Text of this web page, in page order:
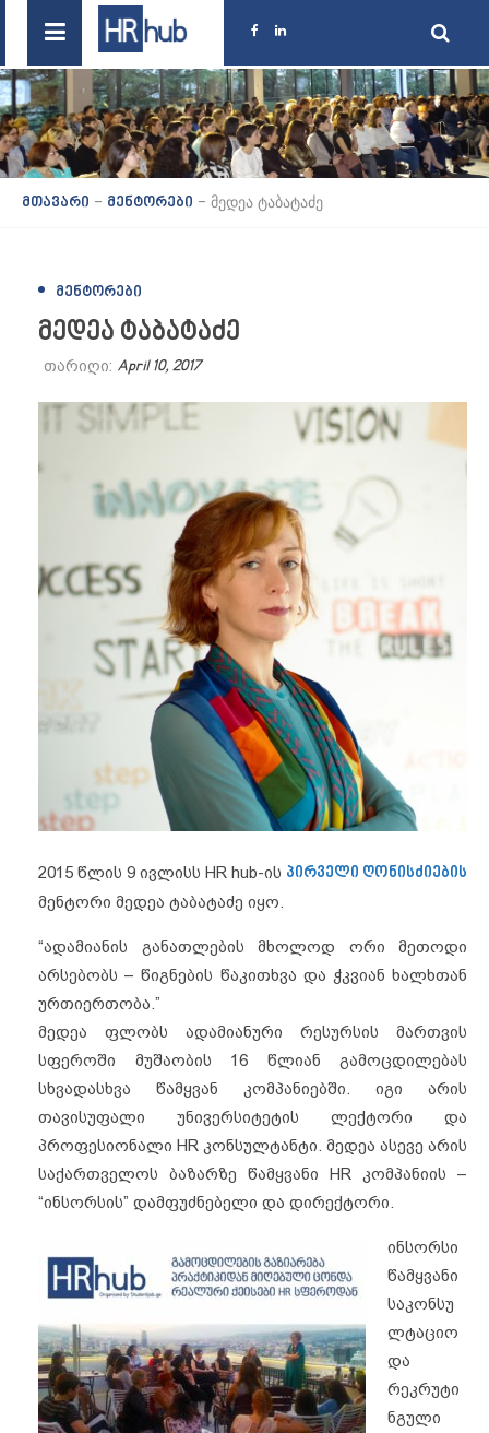
მთავარი - მენტორები - მედეა ტაბატაძე
ᲛᲔᲜᲢᲝᲠᲔᲑᲘ
მედეა ტაბატაძე
თარიღი: April 10, 2017
2015 წლის 9 ივლისს HR hub-ის პირველი ღონისძიების
მენტორი მედეა ტაბატაძე იყო.
“ადამიანის განათლების მხოლოდ ორი მეთოდი
არსებობს – წიგნების წაკითხვა და ჭკვიან ხალხთან
ურთიერთობა.”
მედეა ფლობს ადამიანური რესურსის მართვის
სფეროში მუშაობის 16 წლიან გამოცდილებას
სხვადასხვა წამყვან კომპანიებში. იგი არის
თავისუფალი უნივერსიტეტის ლექტორი და
პროფესიონალი HR კონსულტანტი. მედეა ასევე არის
საქართველოს ბაზარზე წამყვანი HR კომპანიის –
“ინსორსის” დამფუძნებელი და დირექტორი.
ინსორსი
წამყვანი
საკონსუ
ლტაციო
და
რეკრუტი
ნგული